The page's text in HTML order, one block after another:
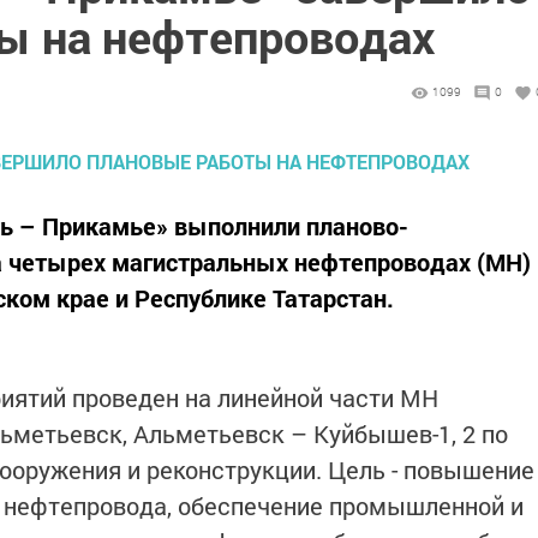
на нефтепроводах
1099 0
– Прикамье» выполнили планово-
магистральных нефтепроводах (МН)
крае и Республике Татарстан.
проведен на линейной части МН
Альметьевск – Куйбышев-1, 2 по
и реконструкции. Цель - повышение
обеспечение промышленной и